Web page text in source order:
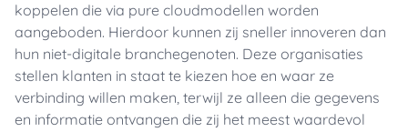
koppelen die via pure cloudmodellen worden
aangeboden. Hierdoor kunnen zij sneller innoveren dan
hun niet-digitale branchegenoten. Deze organisaties
stellen klanten in staat te kiezen hoe en waar ze
verbinding willen maken, terwijl ze alleen die gegevens
en informatie ontvangen die zij het meest waardevol